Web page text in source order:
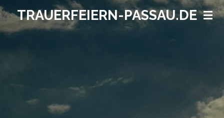
Zum
Hauptinhalt
TRAUERFEIERN-PASSAU.DE